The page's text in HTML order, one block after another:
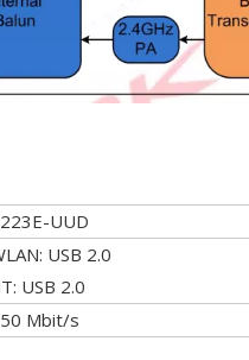
UUD
USB 2.0
USB 2.0
Mbit/s